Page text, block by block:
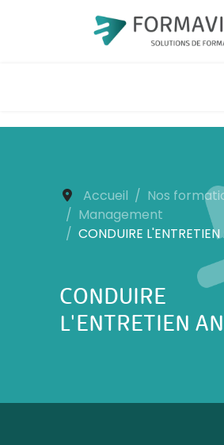
Accueil
Nos
Management
CONDUIRE L'ENTRETIEN
CONDUIRE
L'ENTRETIEN